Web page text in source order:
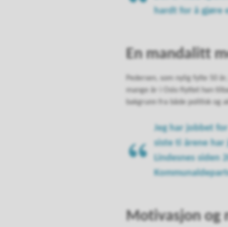
hardt for å gjøre
En mandalitt
Pedersen, som nylig fylte 50
mange år i Oslo flyttet han
bakgrunn fra både politisk og
Jeg har jobbet
siste ti årene
Lindesnes siden
Motivasjon og